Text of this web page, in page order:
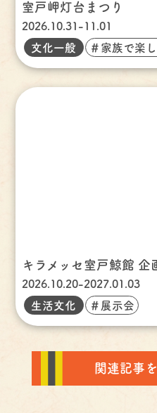
室戸岬灯台まつり
2026.10.31-11.01
文化一般 ＃家族で楽
キラメッセ室戸鯨館 企
2026.10.20-2027.01.03
生活文化 ＃展示会
関連記事